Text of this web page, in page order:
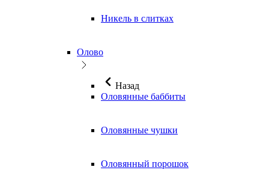
Никель в слитках
Олово
Назад
Оловянные баббиты
Оловянные чушки
Оловянный порошок